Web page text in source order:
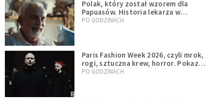
Polak, który został wzorem dla
Papuasów. Historia lekarza w
sutannie, który uleczył dżunglę
PO GODZINACH
Paris Fashion Week 2026, czyli mrok,
rogi, sztuczna krew, horror. Pokaz
mody czy fascynacja diabłem?
PO GODZINACH